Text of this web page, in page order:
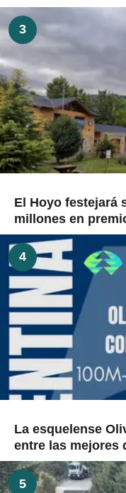
3
El Hoyo festejará
millones en
4
La esquelense
entre las mejores
5